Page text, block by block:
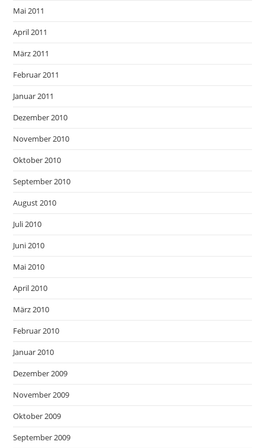
Mai 2011
April 2011
März 2011
Februar 2011
Januar 2011
Dezember 2010
November 2010
Oktober 2010
September 2010
August 2010
Juli 2010
Juni 2010
Mai 2010
April 2010
März 2010
Februar 2010
Januar 2010
Dezember 2009
November 2009
Oktober 2009
September 2009